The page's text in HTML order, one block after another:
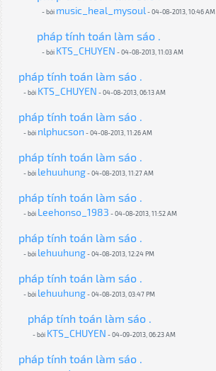
- bởi music_heal_mysoul- 04-08-2013, 10:46 AM
pháp tính toán làm sáo .
- bởi KTS_CHUYEN - 04-08-2013, 11:03 AM
pháp tính toán làm sáo .
- bởi KTS_CHUYEN - 04-08-2013, 06:13 AM
pháp tính toán làm sáo .
- bởi nlphucson - 04-08-2013, 11:26 AM
pháp tính toán làm sáo .
- bởi lehuuhung- 04-08-2013, 11:27 AM
pháp tính toán làm sáo .
- bởi Leehonso_1983 - 04-08-2013, 11:52 AM
pháp tính toán làm sáo .
- bởi lehuuhung- 04-08-2013, 12:24 PM
pháp tính toán làm sáo .
- bởi lehuuhung- 04-08-2013, 03:47 PM
pháp tính toán làm sáo .
- bởi KTS_CHUYEN - 04-09-2013, 06:23 AM
pháp tính toán làm sáo .